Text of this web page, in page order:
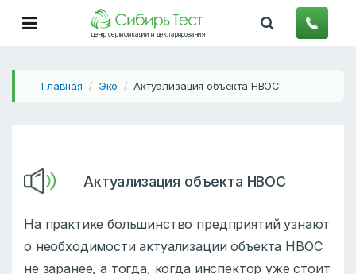
центр сертификации и декларирования
Главная / Эко / Актуализация объекта НВОС
Актуализация объекта НВОС
На практике большинство предприятий узнают
о необходимости актуализации объекта НВОС
не заранее, а тогда, когда инспектор уже стоит